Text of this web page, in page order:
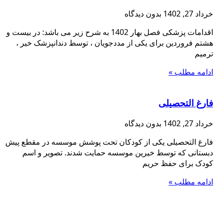
خرداد 27, 1402
بدون دیدگاه
اقدامات پزشکی فصل بهار 1402 به شرح زیر می باشد: در بیست و
هشتم فروردین برای یکی از مددجویان ، توسط دندانپزشک خیر ،
ترمیم
ادامه مطلب »
فارغ التحصیلی
خرداد 27, 1402
بدون دیدگاه
فارغ التحصیلی یکی از کودکان تحت پوشش موسسه در مقطع پیش
دبستانی که توسط خیرین موسسه حمایت شدند. تصویر و اسم
کودک برای حفظ حریم
ادامه مطلب »